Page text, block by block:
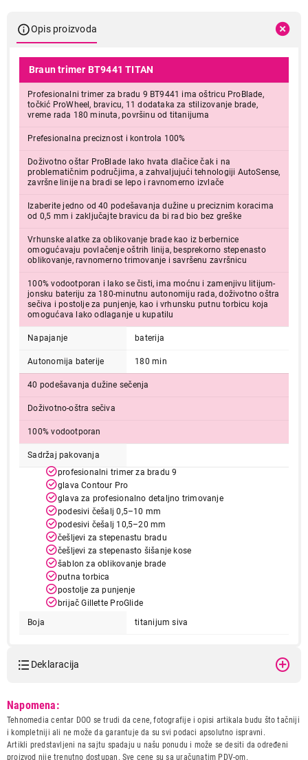
Opis proizvoda
Braun trimer BT9441 TITAN
Profesionalni trimer za bradu 9 BT9441 ima oštricu ProBlade,
točkić ProWheel, bravicu, 11 dodataka za stilizovanje brade,
vreme rada 180 minuta, površinu od titanijuma
Prefesionalna preciznost i kontrola 100%
Doživotno oštar ProBlade lako hvata dlačice čak i na
problematičnim područjima, a zahvaljujući tehnologiji AutoSense,
završne linije na bradi se lepo i ravnomerno izvlače
Izaberite jedno od 40 podešavanja dužine u preciznim koracima
od 0,5 mm i zaključajte bravicu da bi rad bio bez greške
Vrhunske alatke za oblikovanje brade kao iz berbernice
omogućavaju povlačenje oštrih linija, besprekorno stepenasto
oblikovanje, ravnomerno trimovanje i savršenu završnicu
100% vodootporan i lako se čisti, ima moćnu i zamenjivu litijum-
jonsku bateriju za 180-minutnu autonomiju rada, doživotno oštra
sečiva i postolje za punjenje, kao i vrhunsku putnu torbicu koja
omogućava lako odlaganje u kupatilu
Napajanje baterija
Autonomija baterije 180 min
40 podešavanja dužine sečenja
Doživotno-oštra sečiva
100% vodootporan
Sadržaj pakovanja
profesionalni trimer za bradu 9
glava Contour Pro
glava za profesionalno detaljno trimovanje
podesivi češalj 0,5–10 mm
podesivi češalj 10,5–20 mm
češljevi za stepenastu bradu
češljevi za stepenasto šišanje kose
šablon za oblikovanje brade
putna torbica
postolje za punjenje
brijač Gillette ProGlide
Boja
titanijum siva
Deklaracija
Naziv i vrsta robe:
TRIMER
Uvoznik:
NELT CO d.o.o.
Zemlja porekla:
KINA
Napomena:
Tehnomedia centar DOO se trudi da cene, fotografije i opisi artikala budu što tačniji
i kompletniji ali ne može da garantuje da su svi podaci apsolutno ispravni.
Artikli predstavljeni na sajtu spadaju u našu ponudu i može se desiti da određeni
proizvod nije trenutno dostupan. Sve cene su sa uračunatim PDV-om.
20.999,00
TRIMERI
BRAUN BT9441 TITAN
Proizvod je dodat u korpu.
Završi kupovinu